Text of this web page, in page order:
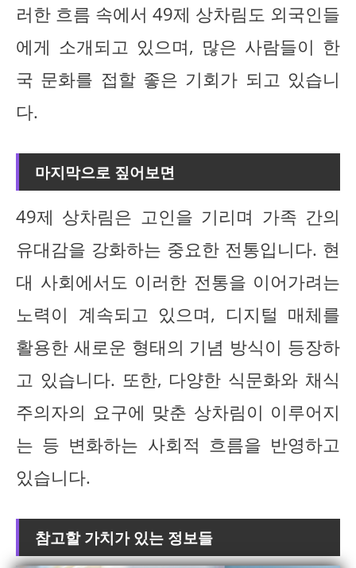
러한 흐름 속에서 49제 상차림도 외국인들
에게 소개되고 있으며, 많은 사람들이 한
국 문화를 접할 좋은 기회가 되고 있습니
다.
마지막으로 짚어보면
49제 상차림은 고인을 기리며 가족 간의
유대감을 강화하는 중요한 전통입니다. 현
대 사회에서도 이러한 전통을 이어가려는
노력이 계속되고 있으며, 디지털 매체를
활용한 새로운 형태의 기념 방식이 등장하
고 있습니다. 또한, 다양한 식문화와 채식
주의자의 요구에 맞춘 상차림이 이루어지
는 등 변화하는 사회적 흐름을 반영하고
있습니다.
참고할 가치가 있는 정보들